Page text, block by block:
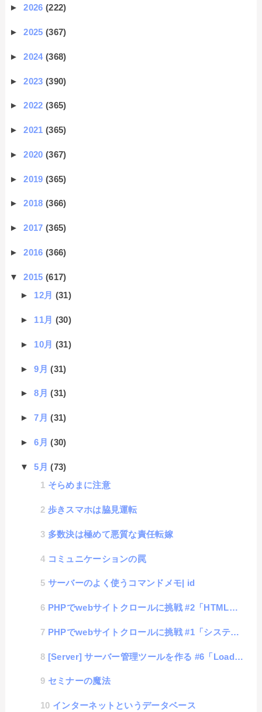
►2026(222)
►2025(367)
►2024(368)
►2023(390)
►2022(365)
►2021(365)
►2020(367)
►2019(365)
►2018(366)
►2017(365)
►2016(366)
▼2015(617)
► 12月 (31)
► 11月 (30)
► 10月 (31)
►9月(31)
►8月(31)
►7月(31)
►6月(30)
▼5月(73)
そらめまに注意
歩きスマホは脇見運転
多数決は極めて悪質な責任転嫁
コミュニケーションの罠
サーバーのよく使うコマンドメモ| id
PHPでwebサイトクロールに挑戦 #2「HTMLの取得」
PHPでwebサイトクロールに挑戦 #1「システム考案」
[Server] サーバー管理ツールを作る #6「LoadAverage値の取得」
セミナーの魔法
インターネットというデータベース